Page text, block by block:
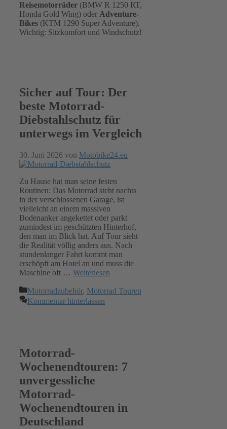
Reisemotorräder (BMW R 1250 RT,
Honda Gold Wing) oder Adventure-
Bikes (KTM 1290 Super Adventure).
Wichtig: Sitzkomfort und Windschutz!
Sicher auf Tour: Der
beste Motorrad-
Diebstahlschutz für
unterwegs im Vergleich
30. Juni 2026 von Motobike24.eu
Zu Hause hat man seine festen
Routinen: Das Motorrad steht nachts
in der verschlossenen Garage, ist
vielleicht an einem massiven
Bodenanker angekettet oder parkt
zumindest im geschützten Hinterhof,
den man im Blick hat. Auf Tour sieht
die Realität völlig anders aus. Nach
stundenlanger Fahrt kommt man
erschöpft am Hotel an und muss die
Maschine oft … Weiterlesen
Kategorien
Motorradzubehör, Motorrad Touren
Kommentar hinterlassen
Motorrad-
Wochenendtouren: 7
unvergessliche
Motorrad-
Wochenendtouren in
Deutschland